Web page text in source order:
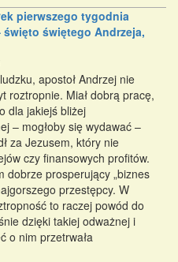
pierwszego tygodnia
święto świętego Andrzeja,
apostoł Andrzej nie
roztropnie. Miał dobrą pracę,
dla jakiejś bliżej
– mogłoby się wydawać –
za Jezusem, który nie
czy finansowych profitów.
dobrze prosperujący „biznes
przestępcy. W
to raczej powód do
dzięki takiej odważnej i
o nim przetrwała